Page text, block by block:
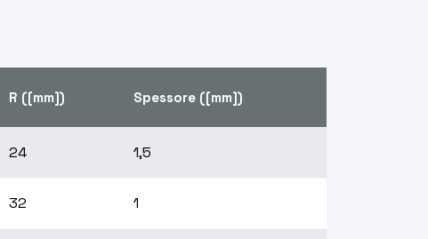
R ([mm]) Spessore ([mm])
24 1,5
32 1